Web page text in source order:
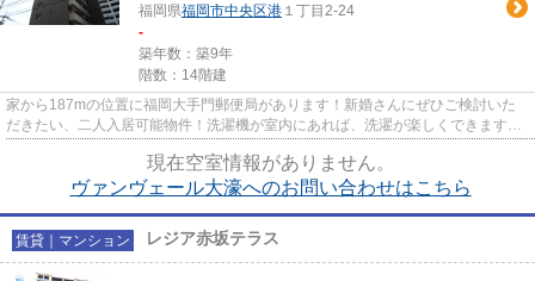
福岡県福岡市中央区港 １丁目2-24
-
築年数：築9年
階数：14階建
家から187mの位置に福岡大手門郵便局があります！新婚さんにぜひご検討いた
だきたい、二人入居可能物件！洗濯機が室内にあれば、洗濯が楽しくできますよ♪
インターネット有りのお住まい...
現在空室情報がありません。
ヴァンヴェール大濠へのお問い合わせはこちら
賃貸｜マンション レジア赤坂テラス